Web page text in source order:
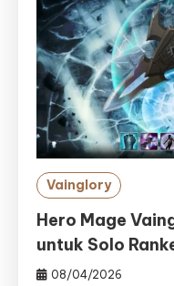
Vainglory
Hero Mage
untuk Solo
08/04/2026